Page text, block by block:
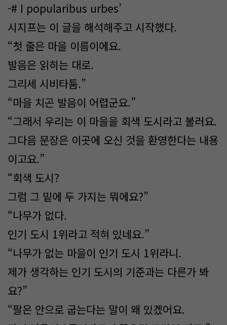
-# I popularibus urbes’
시지프는 이 글을 해석해주고 시작했다.
“첫 줄은 마을 이름이에요.
발음은 읽히는 대로.
그리세 시비타툼.”
“마을 치곤 발음이 어렵군요.”
“그래서 우리는 이 마을을 회색 도시라고 불러요.
그다음 문장은 이곳에 오신 것을 환영한다는 내용
이고요.”
“회색 도시?
그럼 그 밑에 두 가지는 뭐에요?”
“나무가 없다.
인기 도시 1위라고 적혀 있네요.”
“나무가 없는 마을이 인기 도시 1위라니.
제가 생각하는 인기 도시의 기준과는 다른가 봐
요?”
“팔은 안으로 굽는다는 말이 왜 있겠어요.